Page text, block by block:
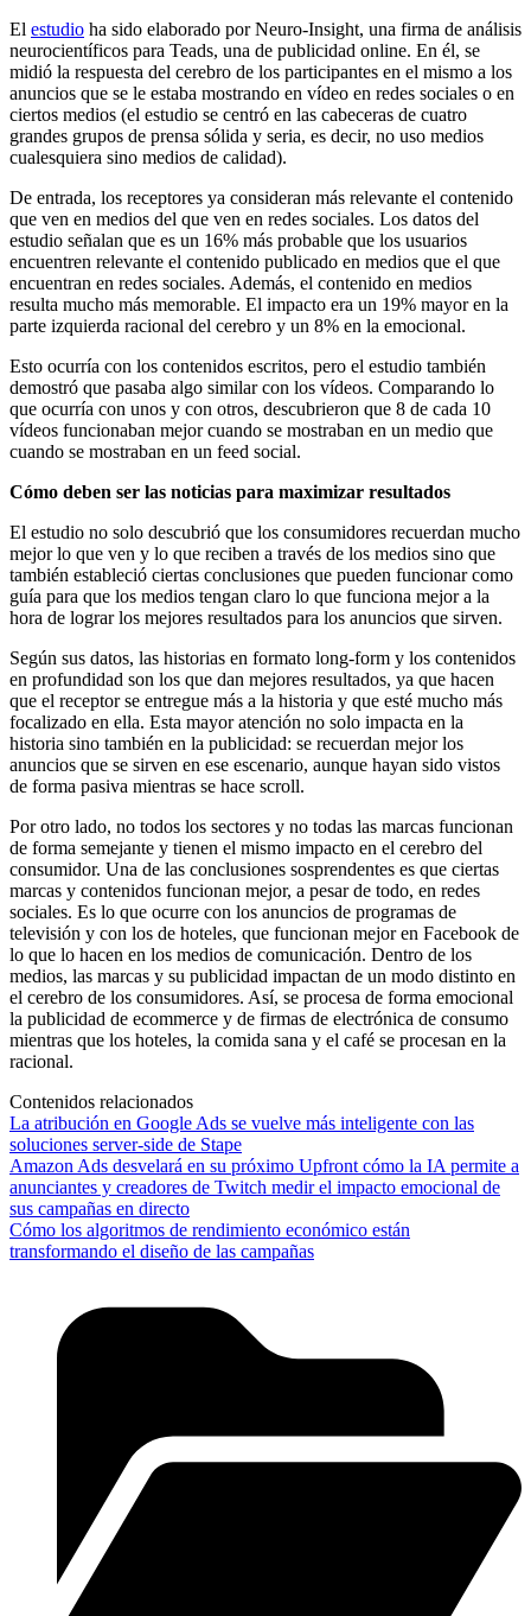
El estudio ha sido elaborado por Neuro-Insight, una firma de análisis
neurocientíficos para Teads, una de publicidad online. En él, se
midió la respuesta del cerebro de los participantes en el mismo a los
anuncios que se le estaba mostrando en vídeo en redes sociales o en
ciertos medios (el estudio se centró en las cabeceras de cuatro
grandes grupos de prensa sólida y seria, es decir, no uso medios
cualesquiera sino medios de calidad).
De entrada, los receptores ya consideran más relevante el contenido
que ven en medios del que ven en redes sociales. Los datos del
estudio señalan que es un 16% más probable que los usuarios
encuentren relevante el contenido publicado en medios que el que
encuentran en redes sociales. Además, el contenido en medios
resulta mucho más memorable. El impacto era un 19% mayor en la
parte izquierda racional del cerebro y un 8% en la emocional.
Esto ocurría con los contenidos escritos, pero el estudio también
demostró que pasaba algo similar con los vídeos. Comparando lo
que ocurría con unos y con otros, descubrieron que 8 de cada 10
vídeos funcionaban mejor cuando se mostraban en un medio que
cuando se mostraban en un feed social.
Cómo deben ser las noticias para maximizar resultados
El estudio no solo descubrió que los consumidores recuerdan mucho
mejor lo que ven y lo que reciben a través de los medios sino que
también estableció ciertas conclusiones que pueden funcionar como
guía para que los medios tengan claro lo que funciona mejor a la
hora de lograr los mejores resultados para los anuncios que sirven.
Según sus datos, las historias en formato long-form y los contenidos
en profundidad son los que dan mejores resultados, ya que hacen
que el receptor se entregue más a la historia y que esté mucho más
focalizado en ella. Esta mayor atención no solo impacta en la
historia sino también en la publicidad: se recuerdan mejor los
anuncios que se sirven en ese escenario, aunque hayan sido vistos
de forma pasiva mientras se hace scroll.
Por otro lado, no todos los sectores y no todas las marcas funcionan
de forma semejante y tienen el mismo impacto en el cerebro del
consumidor. Una de las conclusiones sosprendentes es que ciertas
marcas y contenidos funcionan mejor, a pesar de todo, en redes
sociales. Es lo que ocurre con los anuncios de programas de
televisión y con los de hoteles, que funcionan mejor en Facebook de
lo que lo hacen en los medios de comunicación. Dentro de los
medios, las marcas y su publicidad impactan de un modo distinto en
el cerebro de los consumidores. Así, se procesa de forma emocional
la publicidad de ecommerce y de firmas de electrónica de consumo
mientras que los hoteles, la comida sana y el café se procesan en la
racional.
Contenidos relacionados
La atribución en Google Ads se vuelve más inteligente con las
soluciones server-side de Stape
Amazon Ads desvelará en su próximo Upfront cómo la IA permite a
anunciantes y creadores de Twitch medir el impacto emocional de
sus campañas en directo
Cómo los algoritmos de rendimiento económico están
transformando el diseño de las campañas